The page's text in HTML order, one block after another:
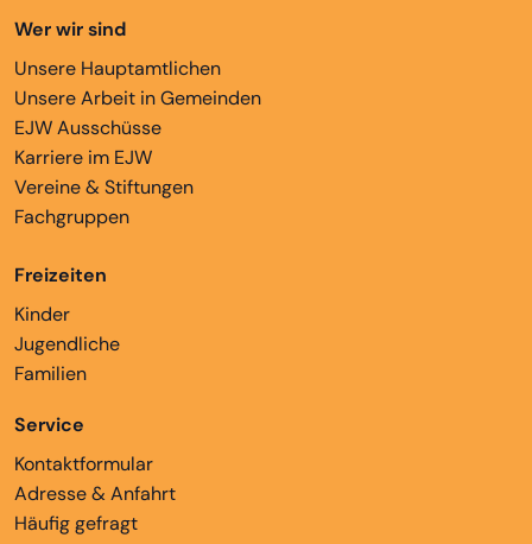
Wer wir sind
Unsere Hauptamtlichen
Unsere Arbeit in Gemeinden
EJW Ausschüsse
Karriere im EJW
Vereine & Stiftungen
Fachgruppen
Freizeiten
Kinder
Jugendliche
Familien
Service
Kontaktformular
Adresse & Anfahrt
Häufig gefragt